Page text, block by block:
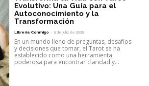
Evolutivo: Una Guía para el
Autoconocimiento y la
Transformación
Librería Conmigo - 5 de julio de 2025
En un mundo lleno de preguntas, desafíos
y decisiones que tomar, el Tarot se ha
establecido como una herramienta
poderosa para encontrar claridad y...